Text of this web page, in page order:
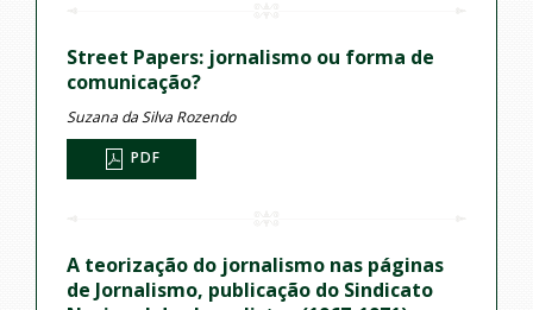
Street Papers: jornalismo ou forma de
comunicação?
Suzana da Silva Rozendo
PDF
A teorização do jornalismo nas páginas
de Jornalismo, publicação do Sindicato